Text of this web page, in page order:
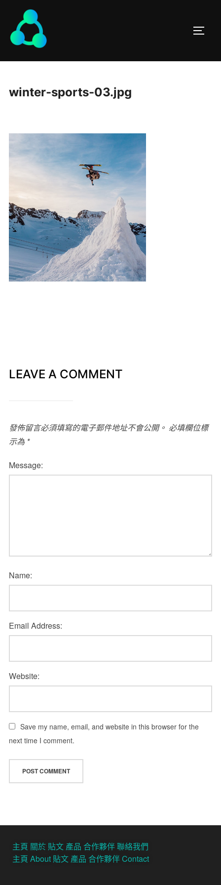
winter-sports-03.jpg
LEAVE A COMMENT
發佈留言必須填寫的電子郵件地址不會公開。 必填欄位標
示為 *
Message:
Name:
Email Address:
Website:
Save my name, email, and website in this browser for the
next time I comment.
主頁 關於 貼文 產品 合作夥伴聯絡我們
主頁 About 貼文 產品 合作夥伴Contact